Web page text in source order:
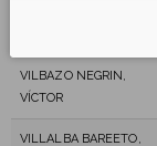
VILBAZO NEGRIN,
VÍCTOR
VILLALBA BAREETO,